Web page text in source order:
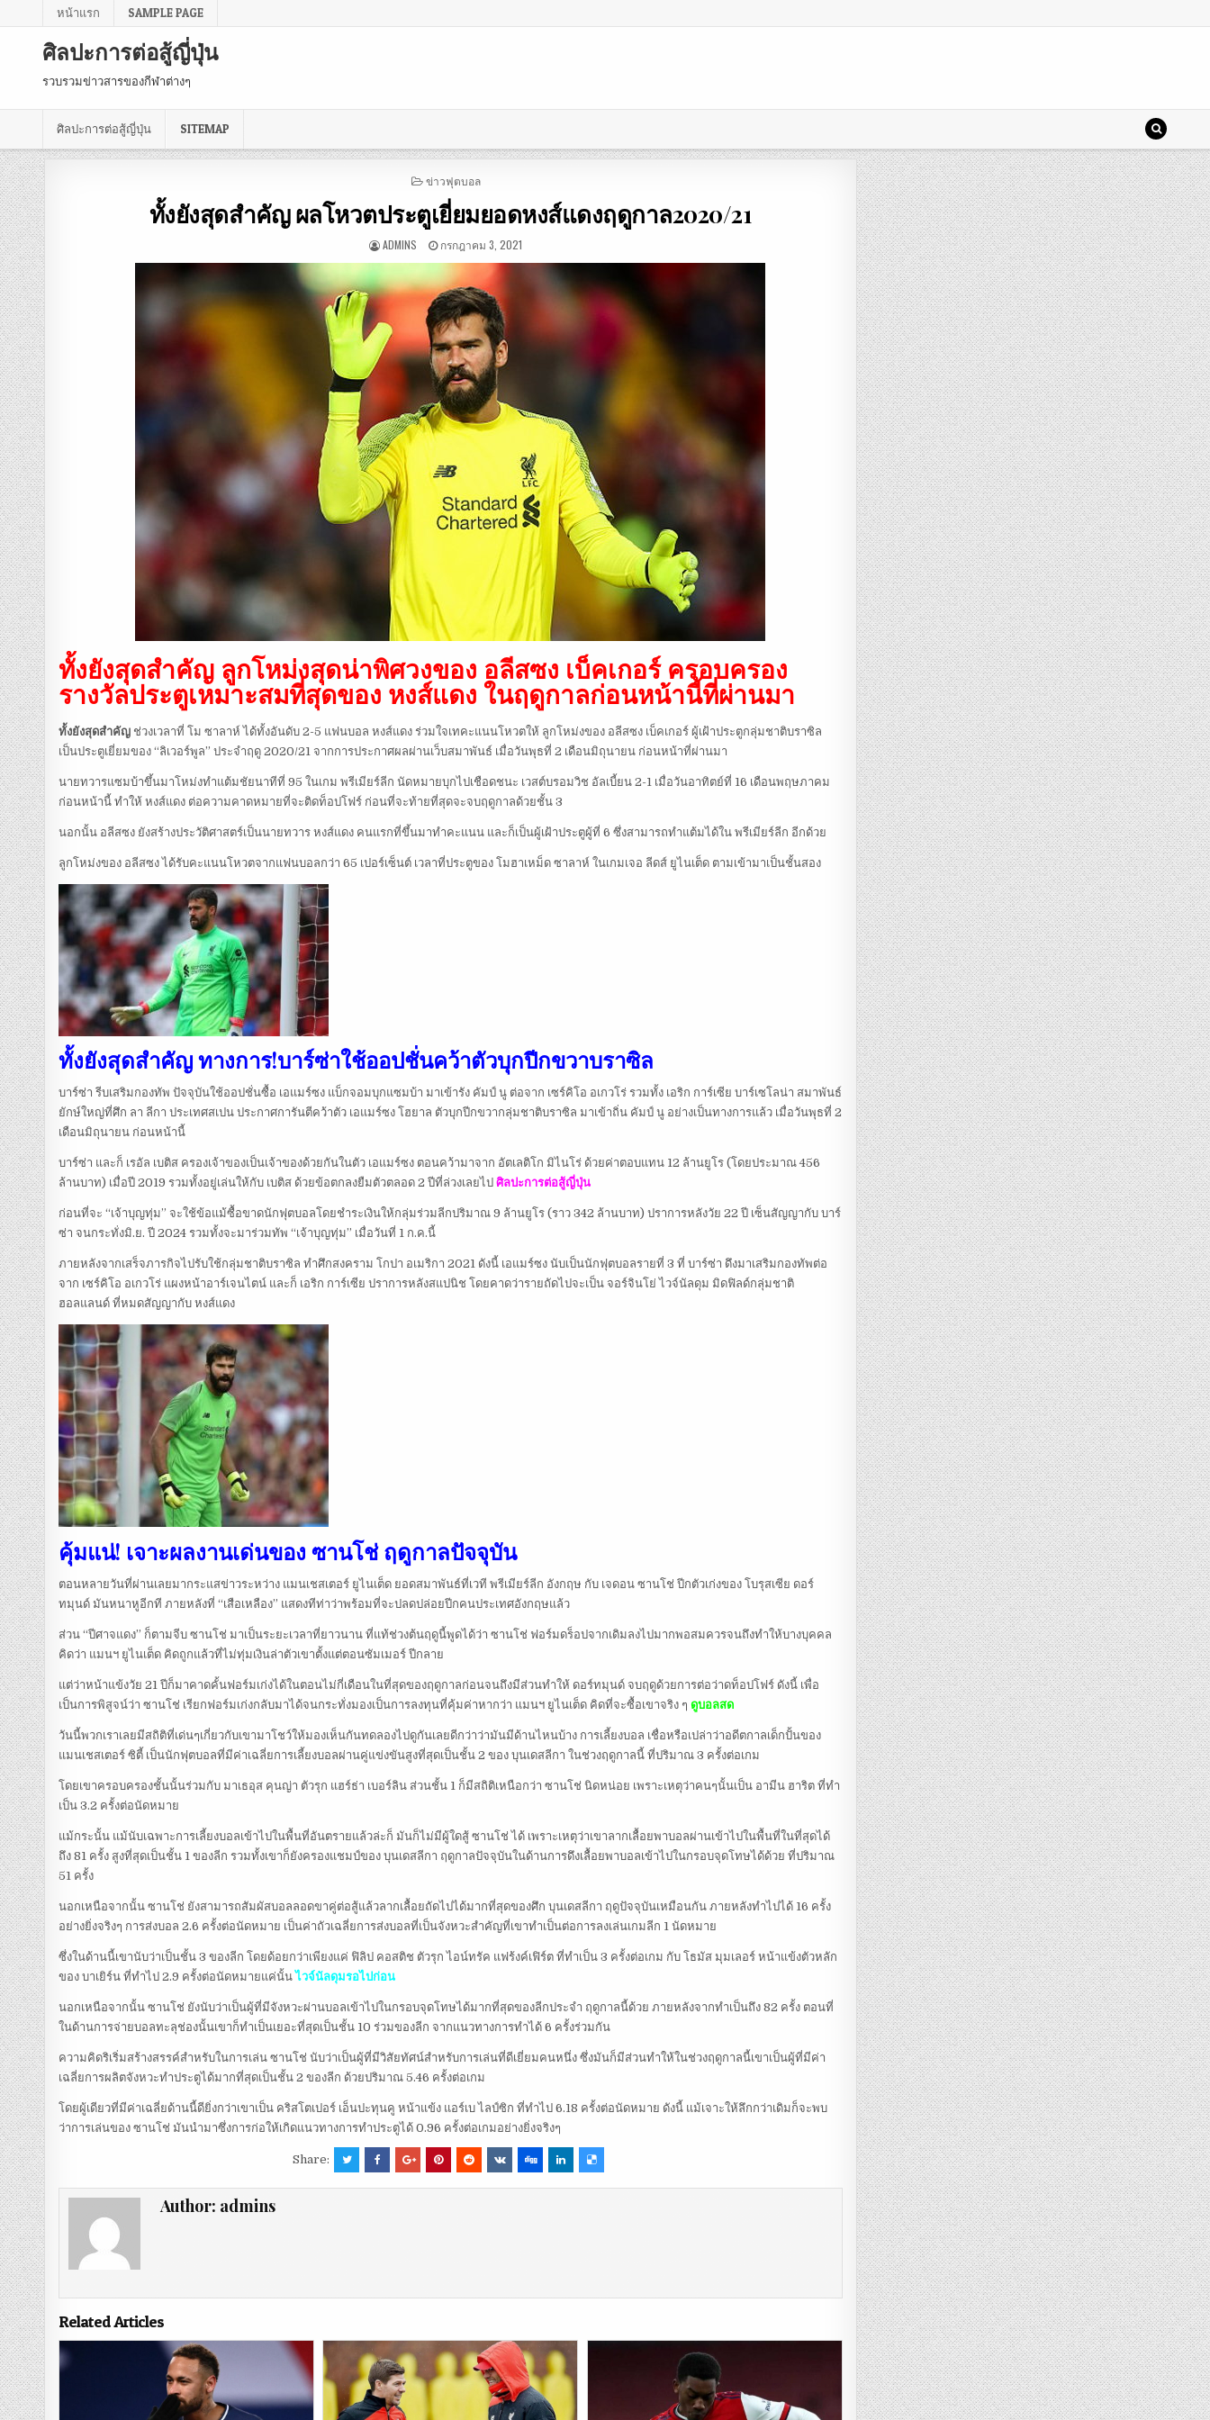
หน้าแรก SAMPLE PAGE
ศิลปะการต่อสู้ญี่ปุ่น
รวบรวมข่าวสารของกีฬาต่างๆ
ศิลปะการต่อสู้ญี่ปุ่น SITEMAP
POSTED
ข่าวฟุตบอล
ทั้งยังสุดสำคัญ ผลโหวตประตูเยี่ยมยอดหงส์แดงฤดูกาล2020/21
ADMINS กรกฎาคม 3, 2021
ทั้งยังสุดสำคัญ ลูกโหม่งสุดน่าพิศวงของ อลีสซง เบ็คเกอร์ ครอบครอง
รางวัลประตูเหมาะสมที่สุดของ หงส์แดง ในฤดูกาลก่อนหน้านี้ที่ผ่านมา
ทั้งยังสุดสำคัญ ช่วงเวลาที่ โม ซาลาห์ ได้ทั้งอันดับ 2-5 แฟนบอล หงส์แดง ร่วมใจเทคะแนนโหวตให้ ลูกโหม่งของ อลีสซง เบ็คเกอร์ ผู้เฝ้าประตูกลุ่มชาติบราซิล
เป็นประตูเยี่ยมของ “ลิเวอร์พูล” ประจำฤดู 2020/21 จากการประกาศผลผ่านเว็บสมาพันธ์ เมื่อวันพุธที่ 2 เดือนมิถุนายน ก่อนหน้าที่ผ่านมา
นายทวารแซมบ้าขึ้นมาโหม่งทำแต้มชัยนาทีที่ 95 ในเกม พรีเมียร์ลีก นัดหมายบุกไปเชือดชนะ เวสต์บรอมวิช อัลเบี้ยน 2-1 เมื่อวันอาทิตย์ที่ 16 เดือนพฤษภาคม
ก่อนหน้านี้ ทำให้ หงส์แดง ต่อความคาดหมายที่จะติดท็อปโฟร์ ก่อนที่จะท้ายที่สุดจะจบฤดูกาลด้วยชั้น 3
นอกนั้น อลีสซง ยังสร้างประวัติศาสตร์เป็นนายทวาร หงส์แดง คนแรกที่ขึ้นมาทำคะแนน และก็เป็นผู้เฝ้าประตูผู้ที่ 6 ซึ่งสามารถทำแต้มได้ใน พรีเมียร์ลีก อีกด้วย
ลูกโหม่งของ อลีสซง ได้รับคะแนนโหวตจากแฟนบอลกว่า 65 เปอร์เซ็นต์ เวลาที่ประตูของ โมฮาเหม็ด ซาลาห์ ในเกมเจอ ลีดส์ ยูไนเต็ด ตามเข้ามาเป็นชั้นสอง
ทั้งยังสุดสำคัญ ทางการ!บาร์ซ่าใช้ออปชั่นคว้าตัวบุกปีกขวาบราซิล
บาร์ซ่า รีบเสริมกองทัพ ปัจจุบันใช้ออปชั่นซื้อ เอแมร์ซง แบ็กจอมบุกแซมบ้า มาเข้ารัง คัมป์ นู ต่อจาก เซร์คิโอ อเกวโร่ รวมทั้ง เอริก การ์เซีย บาร์เซโลน่า สมาพันธ์
ยักษ์ใหญ่ที่ศึก ลา ลีกา ประเทศสเปน ประกาศการันตีคว้าตัว เอแมร์ซง โฮยาล ตัวบุกปีกขวากลุ่มชาติบราซิล มาเข้าถิ่น คัมป์ นู อย่างเป็นทางการแล้ว เมื่อวันพุธที่ 2
เดือนมิถุนายน ก่อนหน้านี้
บาร์ซ่า และก็ เรอัล เบติส ครองเจ้าของเป็นเจ้าของด้วยกันในตัว เอแมร์ซง ตอนคว้ามาจาก อัตเลติโก มิไนโร่ ด้วยค่าตอบแทน 12 ล้านยูโร (โดยประมาณ 456
ล้านบาท) เมื่อปี 2019 รวมทั้งอยู่เล่นให้กับ เบติส ด้วยข้อตกลงยืมตัวตลอด 2 ปีที่ล่วงเลยไปศิลปะการต่อสู้ญี่ปุ่น
ก่อนที่จะ “เจ้าบุญทุ่ม” จะใช้ข้อแม้ซื้อขาดนักฟุตบอลโดยชำระเงินให้กลุ่มร่วมลีกปริมาณ 9 ล้านยูโร (ราว 342 ล้านบาท) ปราการหลังวัย 22 ปี เซ็นสัญญากับ บาร์
ซ่า จนกระทั่งมิ.ย. ปี 2024 รวมทั้งจะมาร่วมทัพ “เจ้าบุญทุ่ม” เมื่อวันที่ 1 ก.ค.นี้
ภายหลังจากเสร็จภารกิจไปรับใช้กลุ่มชาติบราซิล ทำศึกสงคราม โกปา อเมริกา 2021 ดังนี้ เอแมร์ซง นับเป็นนักฟุตบอลรายที่ 3 ที่ บาร์ซ่า ดึงมาเสริมกองทัพต่อ
จาก เซร์คิโอ อเกวโร่ แผงหน้าอาร์เจนไตน์ และก็ เอริก การ์เซีย ปราการหลังสแปนิช โดยคาดว่ารายถัดไปจะเป็น จอร์จินโย่ ไวจ์นัลดุม มิดฟิลด์กลุ่มชาติ
ฮอลแลนด์ ที่หมดสัญญากับ หงส์แดง
คุ้มแน่! เจาะผลงานเด่นของ ซานโช่ ฤดูกาลปัจจุบัน
ตอนหลายวันที่ผ่านเลยมากระแสข่าวระหว่าง แมนเชสเตอร์ ยูไนเต็ด ยอดสมาพันธ์ที่เวที พรีเมียร์ลีก อังกฤษ กับ เจดอน ซานโช่ ปีกตัวเก่งของ โบรุสเซีย ดอร์
ทมุนด์ มันหนาหูอีกที ภายหลังที่ “เสือเหลือง” แสดงทีท่าว่าพร้อมที่จะปลดปล่อยปีกคนประเทศอังกฤษแล้ว
ส่วน “ปีศาจแดง” ก็ตามจีบ ซานโช่ มาเป็นระยะเวลาที่ยาวนาน ที่แท้ช่วงต้นฤดูนี้พูดได้ว่า ซานโช่ ฟอร์มดร็อปจากเดิมลงไปมากพอสมควรจนถึงทำให้บางบุคคล
คิดว่า แมนฯ ยูไนเต็ด คิดถูกแล้วที่ไม่ทุ่มเงินล่าตัวเขาตั้งแต่ตอนซัมเมอร์ ปีกลาย
แต่ว่าหน้าแข้งวัย 21 ปีก็มาคาดคั้นฟอร์มเก่งได้ในตอนไม่กี่เดือนในที่สุดของฤดูกาลก่อนจนถึงมีส่วนทำให้ ดอร์ทมุนด์ จบฤดูด้วยการต่อว่าดท็อปโฟร์ ดังนี้ เพื่อ
เป็นการพิสูจน์ว่า ซานโช่ เรียกฟอร์มเก่งกลับมาได้จนกระทั่งมองเป็นการลงทุนที่คุ้มค่าหากว่า แมนฯ ยูไนเต็ด คิดที่จะซื้อเขาจริง ๆ ดูบอลสด
วันนี้พวกเราเลยมีสถิติที่เด่นๆเกี่ยวกับเขามาโชว์ให้มองเห็นกันทดลองไปดูกันเลยดีกว่าว่ามันมีด้านไหนบ้าง การเลี้ยงบอล เชื่อหรือเปล่าว่าอดีตกาลเด็กปั้นของ
แมนเชสเตอร์ ซิตี้ เป็นนักฟุตบอลที่มีค่าเฉลี่ยการเลี้ยงบอลผ่านคู่แข่งขันสูงที่สุดเป็นชั้น 2 ของ บุนเดสลีกา ในช่วงฤดูกาลนี้ ที่ปริมาณ 3 ครั้งต่อเกม
โดยเขาครอบครองชั้นนั้นร่วมกับ มาเธอุส คุนญ่า ตัวรุก แฮร์ธ่า เบอร์ลิน ส่วนชั้น 1 ก็มีสถิติเหนือกว่า ซานโช่ นิดหน่อย เพราะเหตุว่าคนๆนั้นเป็น อามีน ฮาริต ที่ทำ
เป็น 3.2 ครั้งต่อนัดหมาย
แม้กระนั้น แม้นับเฉพาะการเลี้ยงบอลเข้าไปในพื้นที่อันตรายแล้วล่ะก็ มันก็ไม่มีผู้ใดสู้ ซานโช่ ได้ เพราะเหตุว่าเขาลากเลื้อยพาบอลผ่านเข้าไปในพื้นที่ในที่สุดได้
ถึง 81 ครั้ง สูงที่สุดเป็นชั้น 1 ของลีก รวมทั้งเขาก็ยังครองแชมป์ของ บุนเดสลีกา ฤดูกาลปัจจุบันในด้านการดึงเลื้อยพาบอลเข้าไปในกรอบจุดโทษได้ด้วย ที่ปริมาณ
51 ครั้ง
นอกเหนือจากนั้น ซานโช่ ยังสามารถสัมผัสบอลลอดขาคู่ต่อสู้แล้วลากเลื้อยถัดไปได้มากที่สุดของศึก บุนเดสลีกา ฤดูปัจจุบันเหมือนกัน ภายหลังทำไปได้ 16 ครั้ง
อย่างยิ่งจริงๆ การส่งบอล 2.6 ครั้งต่อนัดหมาย เป็นค่าถัวเฉลี่ยการส่งบอลที่เป็นจังหวะสำคัญที่เขาทำเป็นต่อการลงเล่นเกมลีก 1 นัดหมาย
ซึ่งในด้านนี้เขานับว่าเป็นชั้น 3 ของลีก โดยด้อยกว่าเพียงแค่ ฟิลิป คอสติช ตัวรุก ไอน์ทรัค แฟร้งค์เฟิร์ต ที่ทำเป็น 3 ครั้งต่อเกม กับ โธมัส มุมเลอร์ หน้าแข้งตัวหลัก
ของ บาเยิร์น ที่ทำไป 2.9 ครั้งต่อนัดหมายแค่นั้นไวจ์นัลดุมรอไปก่อน
นอกเหนือจากนั้น ซานโช่ ยังนับว่าเป็นผู้ที่มีจังหวะผ่านบอลเข้าไปในกรอบจุดโทษได้มากที่สุดของลีกประจำ ฤดูกาลนี้ด้วย ภายหลังจากทำเป็นถึง 82 ครั้ง ตอนที่
ในด้านการจ่ายบอลทะลุช่องนั้นเขาก็ทำเป็นเยอะที่สุดเป็นชั้น 10 ร่วมของลีก จากแนวทางการทำได้ 6 ครั้งร่วมกัน
ความคิดริเริ่มสร้างสรรค์สำหรับในการเล่น ซานโช่ นับว่าเป็นผู้ที่มีวิสัยทัศน์สำหรับการเล่นที่ดีเยี่ยมคนหนึ่ง ซึ่งมันก็มีส่วนทำให้ในช่วงฤดูกาลนี้เขาเป็นผู้ที่มีค่า
เฉลี่ยการผลิตจังหวะทำประตูได้มากที่สุดเป็นชั้น 2 ของลีก ด้วยปริมาณ 5.46 ครั้งต่อเกม
โดยผู้เดียวที่มีค่าเฉลี่ยด้านนี้ดียิ่งกว่าเขาเป็น คริสโตเปอร์ เอ็นปะทุนคู หน้าแข้ง แอร์เบ ไลป์ซิก ที่ทำไป 6.18 ครั้งต่อนัดหมาย ดังนี้ แม้เจาะให้ลึกกว่าเดิมก็จะพบ
ว่าการเล่นของ ซานโช่ มันนำมาซึ่งการก่อให้เกิดแนวทางการทำประตูได้ 0.96 ครั้งต่อเกมอย่างยิ่งจริงๆ
Share:
Author: admins
Related Articles